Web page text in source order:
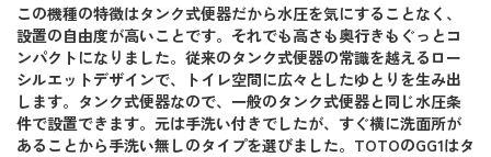
この機種の特徴はタンク式便器だから水圧を気にすることなく、
設置の自由度が高いことです。それでも高さも奥行きもぐっとコ
ンパクトになりました。従来のタンク式便器の常識を越えるロー
シルエットデザインで、トイレ空間に広々としたゆとりを生み出
します。タンク式便器なので、一般のタンク式便器と同じ水圧条
件で設置できます。元は手洗い付きでしたが、すぐ横に洗面所が
あることから手洗い無しのタイプを選びました。TOTOのGG1はタ